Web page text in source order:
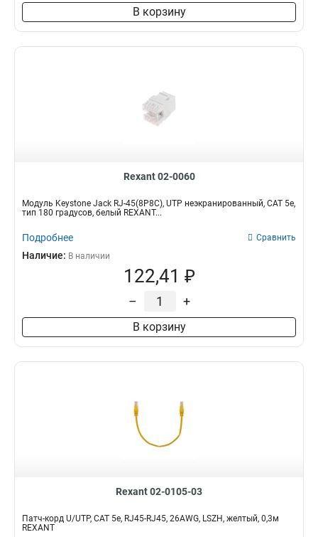
В корзину
Rexant 02-0060
Модуль Keystone Jack RJ-45(8P8C), UTP неэкранированный, CAT 5e,
тип 180 градусов, белый REXANT...
Подробнее Сравнить
Наличие: В наличии
122,41 ₽
– +
В корзину
Rexant 02-0105-03
Патч-корд U/UTP, CAT 5e, RJ45-RJ45, 26AWG, LSZH, желтый, 0,3м
REXANT